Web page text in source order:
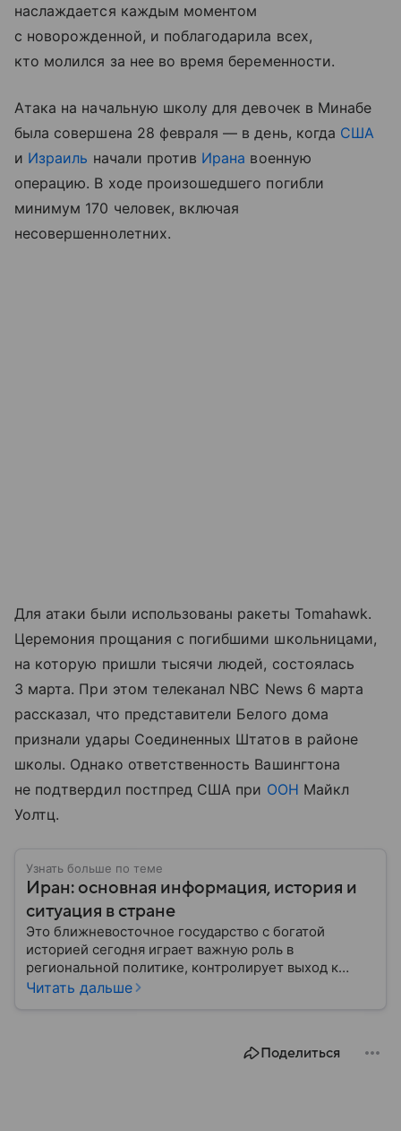
наслаждается каждым моментом
с новорожденной, и поблагодарила всех,
кто молился за нее во время беременности.
Атака на начальную школу для девочек в Минабе
была совершена 28 февраля — в день, когда США
и Израиль начали против Ирана военную
операцию. В ходе произошедшего погибли
минимум 170 человек, включая
несовершеннолетних.
Для атаки были использованы ракеты Tomahawk.
Церемония прощания с погибшими школьницами,
на которую пришли тысячи людей, состоялась
3 марта. При этом телеканал NBC News 6 марта
рассказал, что представители Белого дома
признали удары Соединенных Штатов в районе
школы. Однако ответственность Вашингтона
не подтвердил постпред США при ООН Майкл
Уолтц.
Узнать больше по теме
Иран: основная информация, история и
ситуация в стране
Это ближневосточное государство с богатой
историей сегодня играет важную роль в
региональной политике, контролирует выход к
Персидскому заливу и Ормузскому проливу, а также
Читать дальше
Поделиться